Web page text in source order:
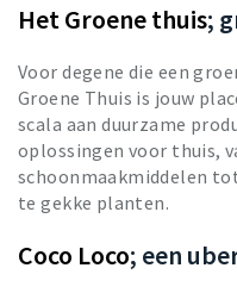
Het Groene thuis;
Voor degene die een
Groene Thuis is jouw
scala aan duurzame
oplossingen voor thuis,
schoonmaakmiddelen
te gekke planten.
Coco Loco; een